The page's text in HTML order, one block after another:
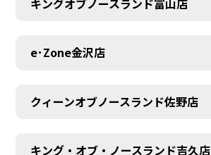
キングオブノースランド富山店
e･Zone金沢店
クィーンオブノースランド佐野店
キング・オブ・ノースランド吉久店